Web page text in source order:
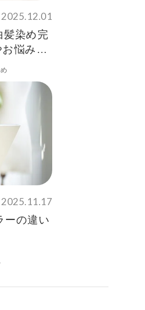
2025.12.01
髪染め完
悩みを
2025.11.17
ーの違い